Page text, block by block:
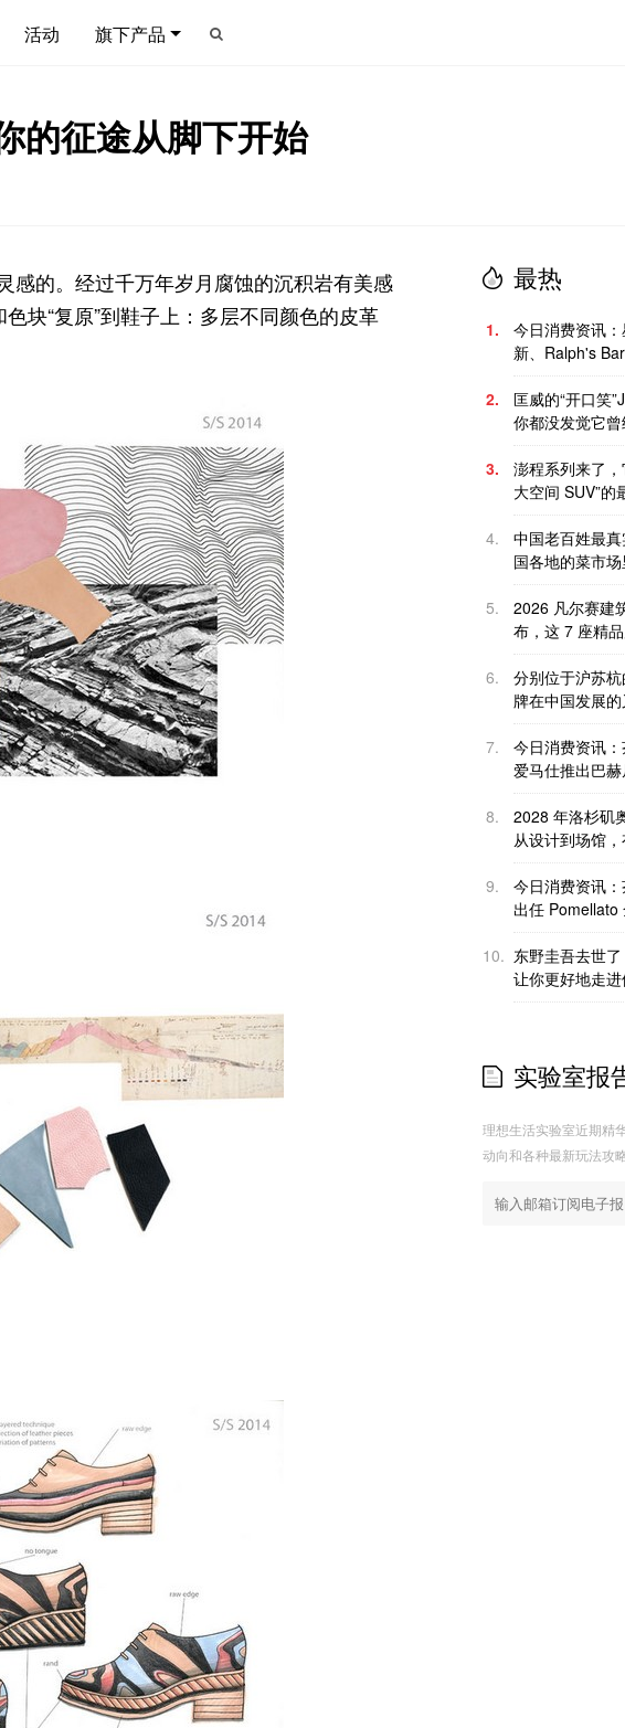
活动 旗下产品
的征途从脚下开始
感的。经过千万年岁月腐蚀的沉积岩有美感
块“复原”到鞋子上：多层不同颜色的皮革
最热
1.
今日消费资讯
新、Ralph's
2.
匡威的“开口笑
你都没发觉它
3.
澎程系列来了
大空间 SUV”的
4.
中国老百姓最
国各地的菜市
5.
2026 凡尔赛建
布，这 7 座精
6.
分别位于沪苏
牌在中国发展
7.
今日消费资讯：
爱马仕推出巴
8.
2028 年洛杉矶
从设计到场馆
9.
今日消费资讯
出任 Pomellato
10. 东野圭吾去世
让你更好地走
实验室报
理想生活实验室近期精
动向和各种最新玩法攻略